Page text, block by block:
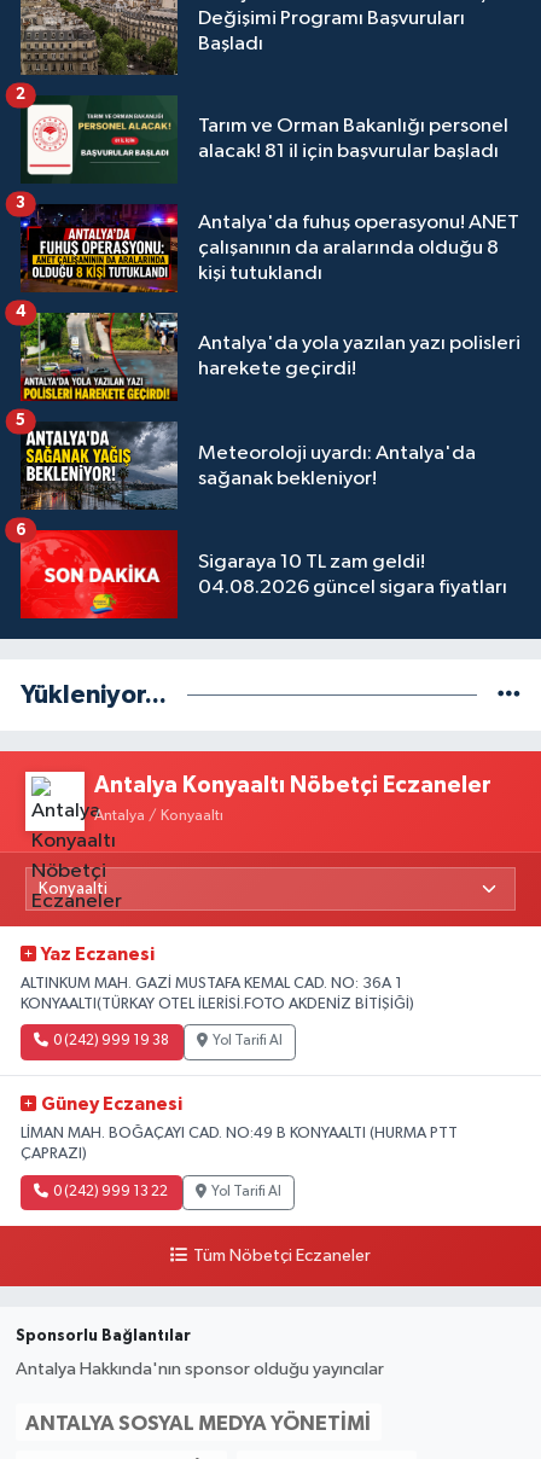
Değişimi Programı Başvuruları
Başladı
Tarım ve Orman Bakanlığı personel
alacak! 81 il için başvurular başladı
2
Antalya'da fuhuş operasyonu! ANET
çalışanının da aralarında olduğu 8
kişi tutuklandı
3
Antalya'da yola yazılan yazı polisleri
harekete geçirdi!
4
Meteoroloji uyardı: Antalya'da
sağanak bekleniyor!
5
Sigaraya 10 TL zam geldi!
04.08.2026 güncel sigara fiyatları
6
Yükleniyor...
Antalya Konyaaltı Nöbetçi Eczaneler
Antalya / Konyaaltı
Yaz Eczanesi
ALTINKUM MAH. GAZİ MUSTAFA KEMAL CAD. NO: 36A 1
KONYAALTI(TÜRKAY OTEL İLERİSİ.FOTO AKDENİZ BİTİŞİĞİ)
0 (242) 999 19 38 Yol Tarifi Al
Güney Eczanesi
LİMAN MAH. BOĞAÇAYI CAD. NO:49 B KONYAALTI (HURMA PTT
ÇAPRAZI)
0 (242) 999 13 22 Yol Tarifi Al
Tüm Nöbetçi Eczaneler
Sponsorlu Bağlantılar
Antalya Hakkında'nın sponsor olduğu yayıncılar
ANTALYA SOSYAL MEDYA YÖNETIMI